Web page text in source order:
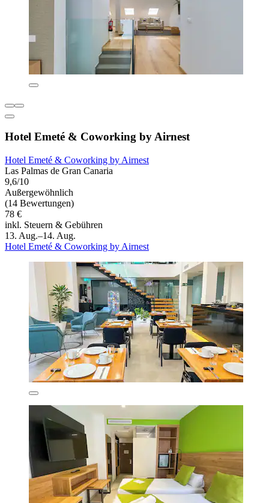
Hotel Emeté & Coworking by Airnest
Hotel Emeté & Coworking by Airnest
Las Palmas de Gran Canaria
9,6/10
Außergewöhnlich
(14 Bewertungen)
78 €
inkl. Steuern & Gebühren
13. Aug.–14. Aug.
Hotel Emeté & Coworking by Airnest